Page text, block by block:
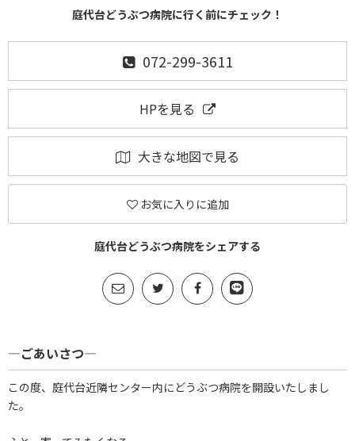
庭代台どうぶつ病院に行く前にチェック！
072-299-3611
HPを見る
大きな地図で見る
お気に入りに追加
庭代台どうぶつ病院をシェアする
―ごあいさつ―
この度、庭代台近隣センター内にどうぶつ病院を開設いたしまし
た。